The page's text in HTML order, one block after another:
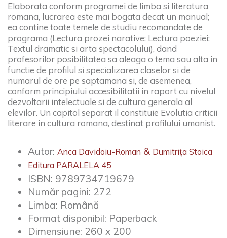
Elaborata conform programei de limba si literatura
romana, lucrarea este mai bogata decat un manual;
ea contine toate temele de studiu recomandate de
programa (Lectura prozei narative; Lectura poeziei;
Textul dramatic si arta spectacolului), dand
profesorilor posibilitatea sa aleaga o tema sau alta in
functie de profilul si specializarea claselor si de
numarul de ore pe saptamana si, de asemenea,
conform principiului accesibilitatii in raport cu nivelul
dezvoltarii intelectuale si de cultura generala al
elevilor. Un capitol separat il constituie Evolutia criticii
literare in cultura romana, destinat profilului umanist.
Autor: Anca Davidoiu-Roman
Dumitrița Stoica
Editura PARALELA 45
ISBN: 9789734719679
Număr pagini: 272
Limba: Română
Format disponibil: Paperback
Dimensiune: 260 x 200